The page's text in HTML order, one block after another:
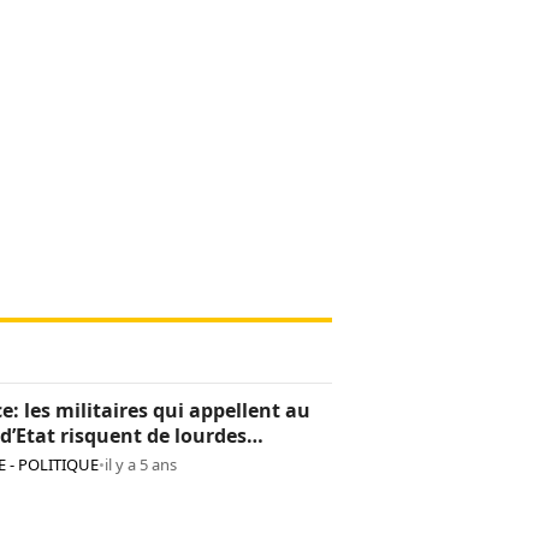
les militaires qui appellent au
risquent de lourdes
- POLITIQUE•il y a 5 ans